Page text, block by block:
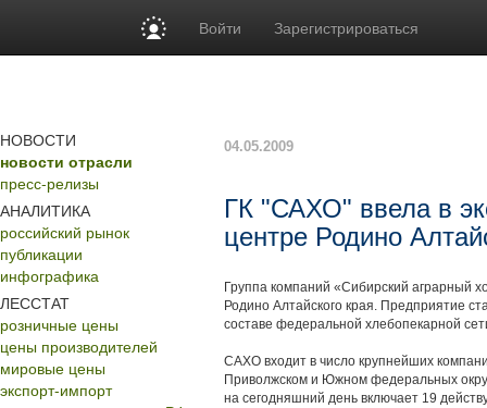
Войти Зарегистрироваться
НОВОСТИ
новости отрасли
пресс-релизы
АНАЛИТИКА
российский рынок
публикации
инфографика
ЛЕССТАТ
розничные цены
цены производителей
мировые цены
экспорт-импорт
04.05.2009
ГК "САХО" ввела в
центре Родино
Группа компаний «Сибирский аграрный
Родино Алтайского края. Предприятие
составе федеральной хлебопекарной
САХО входит в число крупнейших
Приволжском и Южном федеральных
на сегодняшний день включает 19